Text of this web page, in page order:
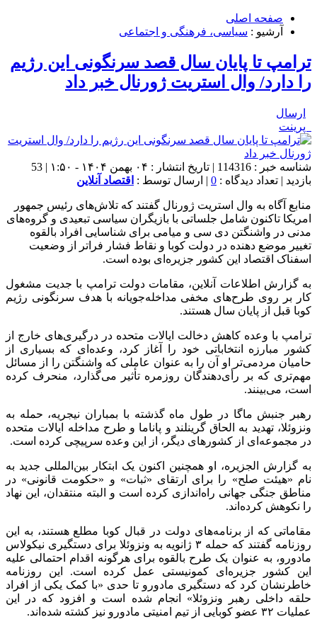
صفحه اصلی
آرشیو : سیاسی، فرهنگی و اجتماعی
ترامپ تا پایان سال قصد سرنگونی این رژیم
را دارد/ وال استریت ژورنال خبر داد
ارسال
پرینت
شناسه خبر : 114316 | تاریخ انتشار : ۰۴ بهمن ۱۴۰۴ - ۱:۵۰ | 53
بازدید | تعداد دیدگاه : 0 | ارسال توسط : اقتصاد آنلاین
منابع آگاه به وال استریت ژورنال گفتند که تلاش‌های رئیس جمهور
امریکا تاکنون شامل جلساتی با بازیگران سیاسی تبعیدی و گروه‌های
مدنی در واشنگتن دی سی و میامی برای شناسایی افراد بالقوه
تغییر موضع دهنده در دولت کوبا و نقاط فشار فراتر از وضعیت
اسفناک اقتصاد این کشور جزیره‌ای بوده است.
به گزارش اطلاعات آنلاین، مقامات دولت ترامپ با جدیت مشغول
کار بر روی طرح‌های مخفی مداخله‌جویانه با هدف سرنگونی رژیم
کوبا قبل از پایان سال هستند.
ترامپ با وعده کاهش دخالت ایالات متحده در درگیری‌های خارج از
کشور مبارزه انتخاباتی خود را آغاز کرد، وعده‌ای که بسیاری از
حامیان مردمی‌تر او آن را به عنوان عاملی که واشنگتن را از مسائل
مهم‌تری که بر رأی‌دهندگان روزمره تأثیر می‌گذارد، منحرف کرده
است، می‌بینند.
رهبر جنبش ماگا در طول ماه گذشته با بمباران نیجریه، حمله به
ونزوئلا، تهدید به الحاق گرینلند و پاناما و طرح مداخله ایالات متحده
در مجموعه‌ای از کشورهای دیگر، از این وعده سرپیچی کرده است.
به گزارش الجزیره، او همچنین اکنون یک ابتکار بین‌المللی جدید به
نام «هیئت صلح» را برای ارتقای «ثبات» و «حکومت قانونی» در
مناطق جنگی جهانی راه‌اندازی کرده است و البته منتقدان، این نهاد
را نکوهش کرده‌اند.
مقاماتی که از برنامه‌های دولت در قبال کوبا مطلع هستند، به این
روزنامه گفتند که حمله ۳ ژانویه به ونزوئلا برای دستگیری نیکولاس
مادورو، به عنوان یک طرح بالقوه برای هرگونه اقدام احتمالی علیه
این کشور جزیره‌ای کمونیستی عمل کرده است. این روزنامه
خاطرنشان کرد که دستگیری مادورو تا حدی «با کمک یکی از افراد
حلقه داخلی رهبر ونزوئلا» انجام شده است و افزود که در این
عملیات ۳۲ عضو کوبایی از تیم امنیتی مادورو نیز کشته شده‌اند.